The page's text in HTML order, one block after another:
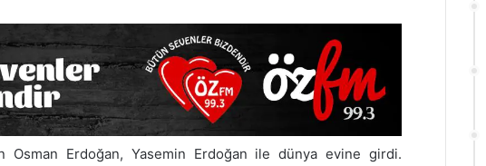
Osman Erdoğan, Yasemin Erdoğan ile dünya evine girdi.